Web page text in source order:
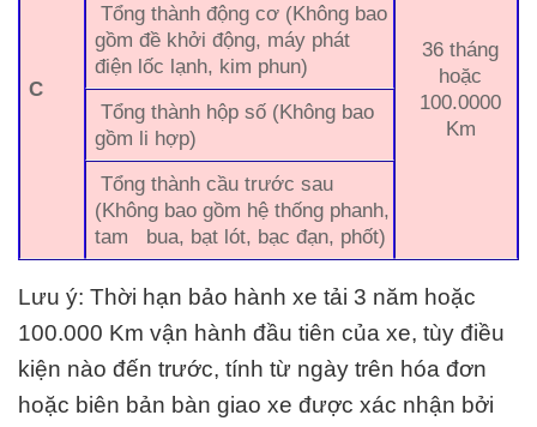
C
36 tháng
hoặc
100.0000
Km
Tổng thành động cơ (Không bao
gồm đề khởi động, máy phát
điện lốc lạnh, kim phun)
Tổng thành hộp số (Không bao
gồm li hợp)
Tổng thành cầu trước sau
(Không bao gồm hệ thống phanh,
tam bua, bạt lót, bạc đạn, phốt)
Lưu ý: Thời hạn bảo hành xe tải 3 năm hoặc
100.000 Km vận hành đầu tiên của xe, tùy điều
kiện nào đến trước, tính từ ngày trên hóa đơn
hoặc biên bản bàn giao xe được xác nhận bởi